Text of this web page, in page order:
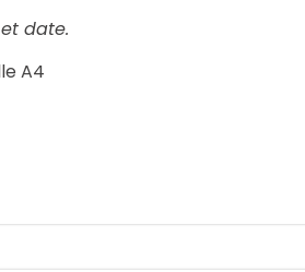
date.
A4